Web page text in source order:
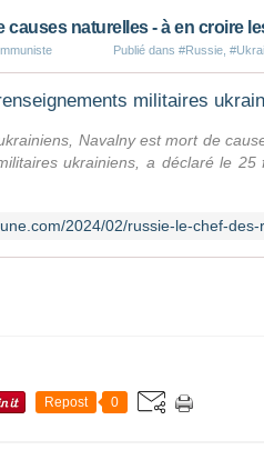
causes naturelles - à en croire
Publié dans #Russie
Navalny est mort de
ukrainiens, a déclaré le
Repost 0